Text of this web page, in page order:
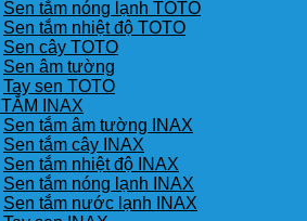
Sen tắm nóng lạnh TOTO
Sen tắm nhiệt độ TOTO
Sen cây TOTO
Sen âm tường
Tay sen TOTO
INAX
Sen tắm âm tường INAX
Sen tắm cây INAX
Sen tắm nhiệt độ INAX
Sen tắm nóng lạnh INAX
Sen tắm nước lạnh INAX